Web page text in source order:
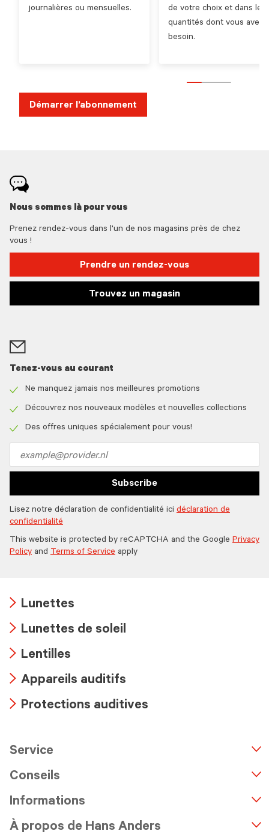
journalières ou mensuelles.
de votre choix et dans les
quantités dont vous avez
besoin.
Démarrer l’abonnement
Nous sommes là pour vous
Prenez rendez-vous dans l'un de nos magasins près de chez
vous !
Prendre un rendez-vous
Trouvez un magasin
Tenez-vous au courant
icon
Ne manquez jamais nos meilleures promotions
icon
Découvrez nos nouveaux modèles et nouvelles collections
Des offres uniques spécialement pour vous!
address
Subscribe
Lisez notre déclaration de confidentialité ici déclaration de
confidentialité
This website is protected by reCAPTCHA and the Google Privacy
Policy and Terms of Service apply
icon
Lunettes
icon
Lunettes de soleil
icon
Lentilles
icon
Appareils auditifs
Protections auditives
Service
Conseils
Informations
À propos de Hans Anders